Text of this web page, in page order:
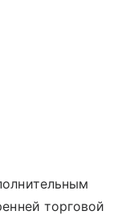
торговой